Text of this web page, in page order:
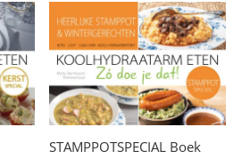
STAMPPOTSPECIAL Boek